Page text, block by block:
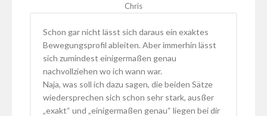
Chris
Schon gar nicht lässt sich daraus ein exaktes
Bewegungsprofil ableiten. Aber immerhin lässt
sich zumindest einigermaßen genau
nachvollziehen wo ich wann war.
Naja, was soll ich dazu sagen, die beiden Sätze
wiedersprechen sich schon sehr stark, ausßer
„exakt“ und „einigermaßen genau“ liegen bei dir